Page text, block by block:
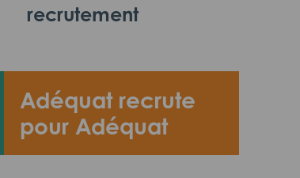
Adéquat recrute
pour Adéquat
recrutement